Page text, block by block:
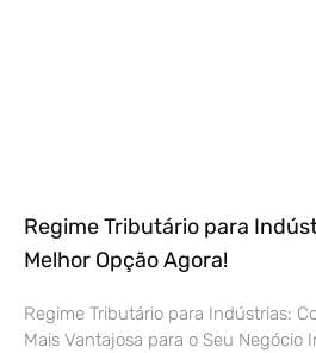
Regime Tributário para
Melhor Opção Agora!
Regime Tributário para Indústrias:
Mais Vantajosa para o Seu Negócio